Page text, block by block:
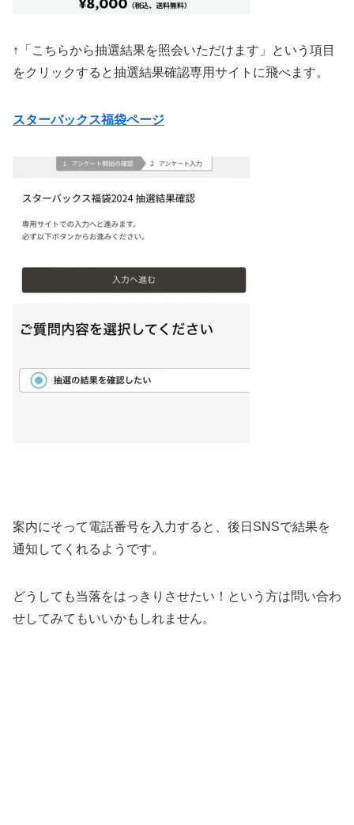
↑「こちらから抽選結果を照会いただけます」という項目
をクリックすると抽選結果確認専用サイトに飛べます。
スターバックス福袋ページ
案内にそって電話番号を入力すると、後日SNSで結果を
通知してくれるようです。
どうしても当落をはっきりさせたい！という方は問い合わ
せしてみてもいいかもしれません。